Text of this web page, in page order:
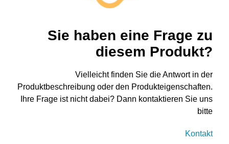
Sie haben eine Frage zu
diesem Produkt?
Vielleicht finden Sie die Antwort in der
Produktbeschreibung oder den Produkteigenschaften.
Ihre Frage ist nicht dabei? Dann kontaktieren Sie uns
bitte
Kontakt